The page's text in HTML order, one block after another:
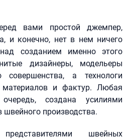
вами простой джемпер,
и конечно, нет в нем ничего
созданием именно этого
дизайнеры, модельеры
а технологи
материалов и фактур. Любая
создана усилиями
производства.
швейных